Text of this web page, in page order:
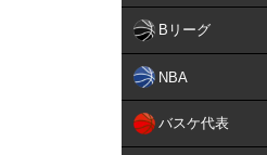
Bリーグ
NBA
バスケ代表